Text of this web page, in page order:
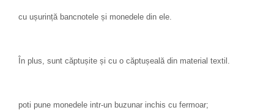
cu ușurință bancnotele și monedele din ele.
În plus, sunt căptușite și cu o căptușeală din material textil.
poti pune monedele intr-un buzunar inchis cu fermoar;